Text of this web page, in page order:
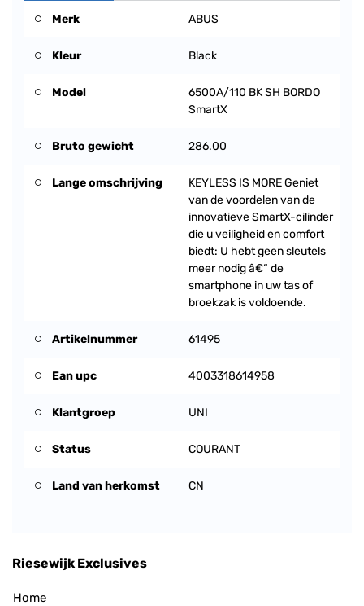
Merk ABUS
Kleur Black
Model
6500A/110 BK SH BORDO
SmartX
Bruto gewicht 286.00
Lange omschrijving
KEYLESS IS MORE Geniet
van de voordelen van de
innovatieve SmartX-cilinder
die u veiligheid en comfort
biedt: U hebt geen sleutels
meer nodig â€“ de
smartphone in uw tas of
broekzak is voldoende.
Artikelnummer 61495
Ean upc 4003318614958
Klantgroep UNI
Status COURANT
Land van herkomst CN
Riesewijk Exclusives
Home